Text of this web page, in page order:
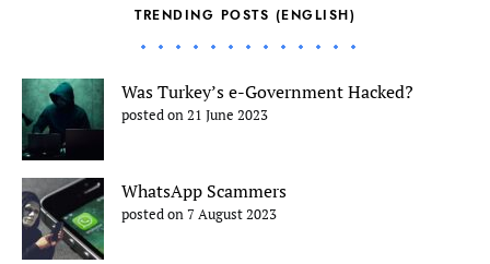
TRENDING POSTS (ENGLISH)
Was Turkey’s e-Government Hacked?
posted on 21 June 2023
WhatsApp Scammers
posted on 7 August 2023